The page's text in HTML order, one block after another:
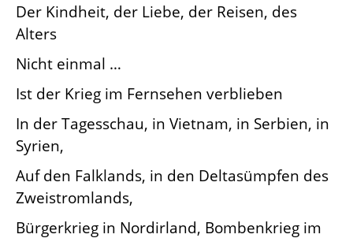
Der Kindheit, der Liebe, der Reisen, des
Alters
Nicht einmal …
Ist der Krieg im Fernsehen verblieben
In der Tagesschau, in Vietnam, in Serbien, in
Syrien,
Auf den Falklands, in den Deltasümpfen des
Zweistromlands,
Bürgerkrieg in Nordirland, Bombenkrieg im